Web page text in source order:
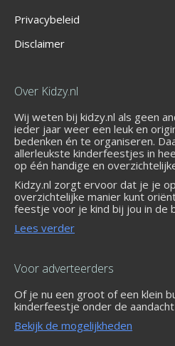
Privacybeleid
Disclaimer
Over Kidzy.nl
Wij weten bij kidzy.nl als geen
ieder jaar weer een leuk en
bedenken én te organiseren.
allerleukste kinderfeestjes in
op één handige en
Kidzy.nl zorgt ervoor dat je je
overzichtelijke manier kunt
feestje voor je kind bij jou in de
Lees verder
Voor adverteerders
Of je nu een groot of een klein
kinderfeestje onder de
Bekijk de mogelijkheden